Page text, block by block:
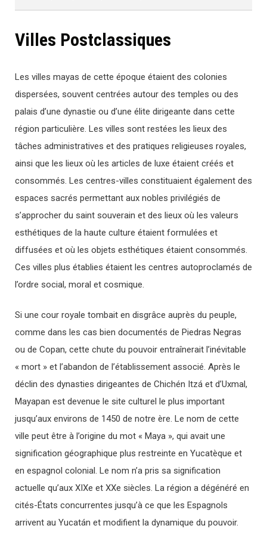
Villes Postclassiques
Les villes mayas de cette époque étaient des colonies
dispersées, souvent centrées autour des temples ou des
palais d’une dynastie ou d’une élite dirigeante dans cette
région particulière. Les villes sont restées les lieux des
tâches administratives et des pratiques religieuses royales,
ainsi que les lieux où les articles de luxe étaient créés et
consommés. Les centres-villes constituaient également des
espaces sacrés permettant aux nobles privilégiés de
s’approcher du saint souverain et des lieux où les valeurs
esthétiques de la haute culture étaient formulées et
diffusées et où les objets esthétiques étaient consommés.
Ces villes plus établies étaient les centres autoproclamés de
l’ordre social, moral et cosmique.
Si une cour royale tombait en disgrâce auprès du peuple,
comme dans les cas bien documentés de Piedras Negras
ou de Copan, cette chute du pouvoir entraînerait l’inévitable
« mort » et l’abandon de l’établissement associé. Après le
déclin des dynasties dirigeantes de Chichén Itzá et d’Uxmal,
Mayapan est devenue le site culturel le plus important
jusqu’aux environs de 1450 de notre ère. Le nom de cette
ville peut être à l’origine du mot « Maya », qui avait une
signification géographique plus restreinte en Yucatèque et
en espagnol colonial. Le nom n’a pris sa signification
actuelle qu’aux XIXe et XXe siècles. La région a dégénéré en
cités-États concurrentes jusqu’à ce que les Espagnols
arrivent au Yucatán et modifient la dynamique du pouvoir.